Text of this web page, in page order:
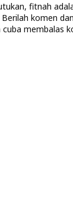
fitnah
Berilah komen
membalas